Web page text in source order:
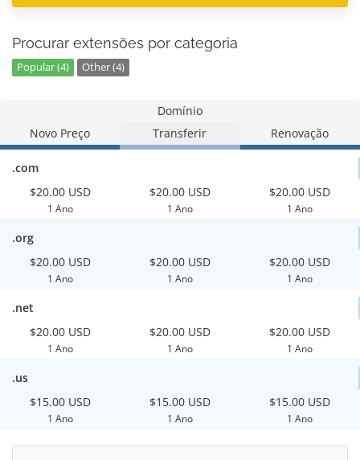
Procurar extensões por categoria
Popular (4) Other (4)
Domínio
Novo Preço
Transferir Renovação
.com
$20.00 USD
1 Ano
$20.00 USD
1 Ano
$20.00 USD
1 Ano
.org
$20.00 USD
1 Ano
$20.00 USD
1 Ano
$20.00 USD
1 Ano
.net
$20.00 USD
1 Ano
$20.00 USD
1 Ano
$20.00 USD
1 Ano
.us
$15.00 USD
1 Ano
$15.00 USD
1 Ano
$15.00 USD
1 Ano